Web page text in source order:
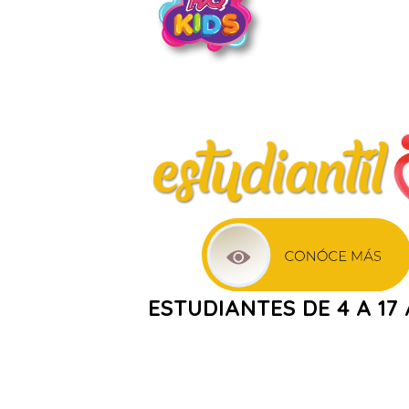
ESTUDIANTES DE 4 A 17